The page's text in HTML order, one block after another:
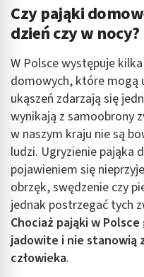
Czy pająki
dzień czy w nocy?
W Polsce występuje
domowych, które mogą
ukąszeń zdarzają się
wynikają z samoobrony
w naszym kraju nie są
ludzi. Ugryzienie pająka
pojawieniem się
obrzęk, swędzenie czy
jednak postrzegać tych
Chociaż pająki w
jadowite i nie stanowią
człowieka.